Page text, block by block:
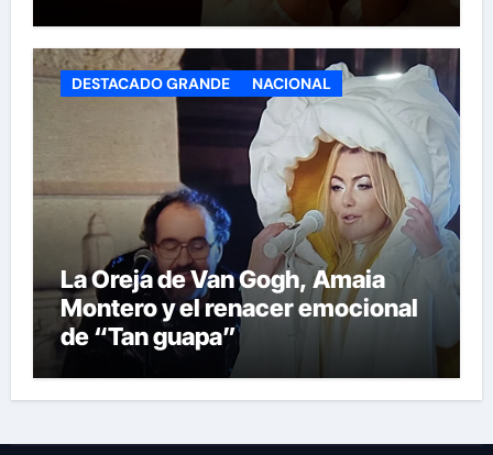
DESTACADO GRANDE NACIONAL
La Oreja de Van Gogh, Amaia
Montero y el renacer emocional
de “Tan guapa”